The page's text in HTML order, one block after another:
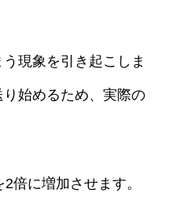
現象を引き起こしま
始めるため、実際の
倍に増加させます。